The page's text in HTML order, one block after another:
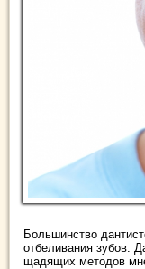
Большинство
отбеливания зубов.
щадящих методов